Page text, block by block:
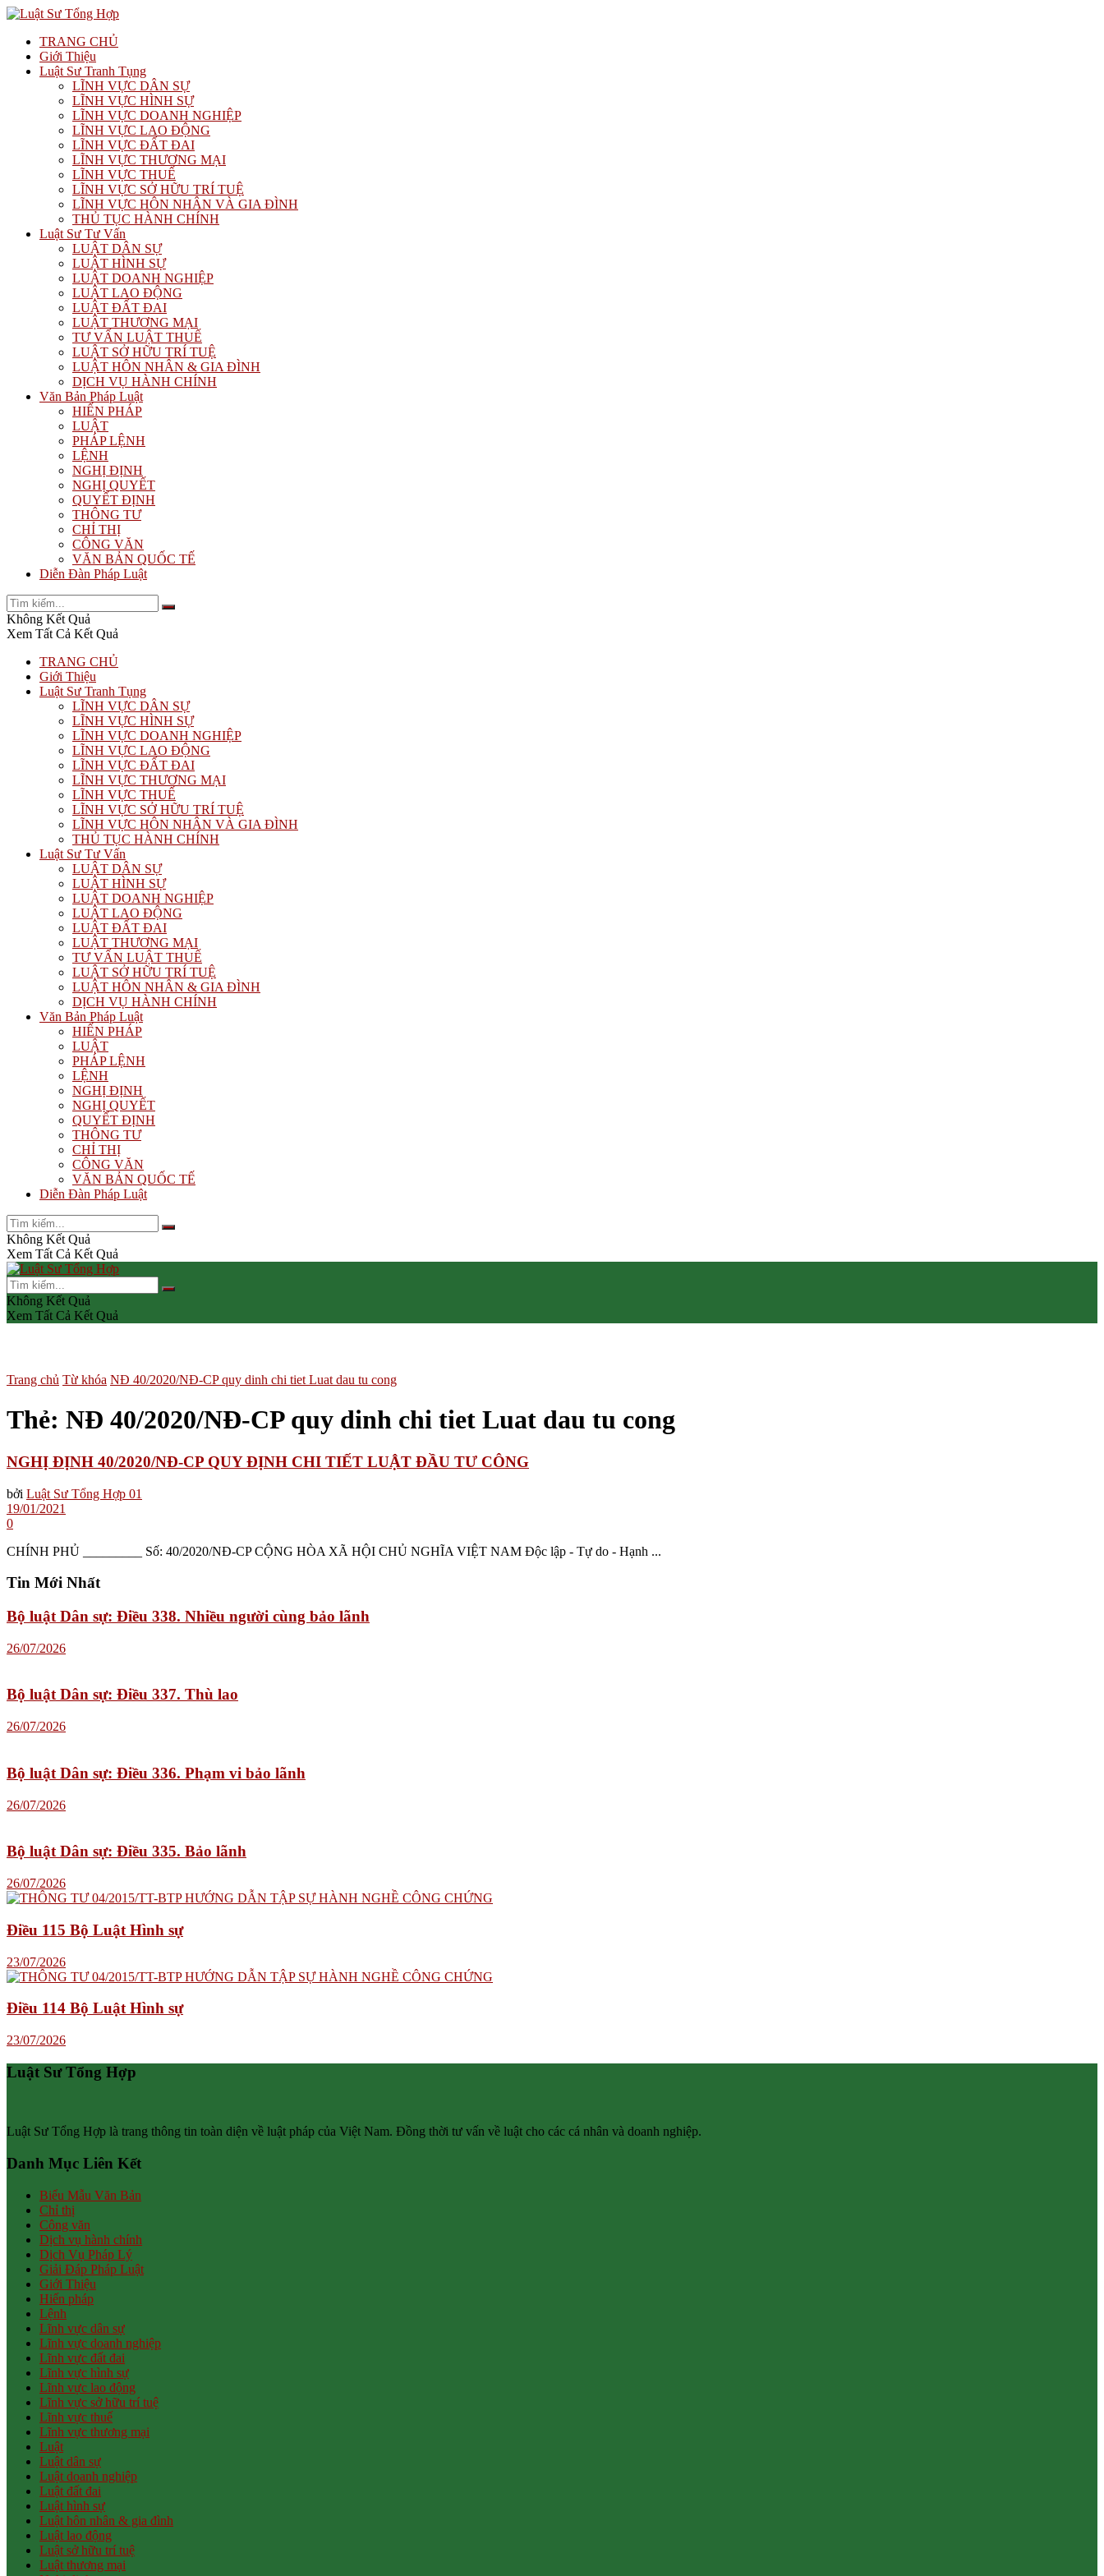
TRANG CHỦ
Giới Thiệu
Luật Sư Tranh Tụng
LĨNH VỰC DÂN SỰ
LĨNH VỰC HÌNH SỰ
LĨNH VỰC DOANH NGHIỆP
LĨNH VỰC LAO ĐỘNG
LĨNH VỰC ĐẤT ĐAI
LĨNH VỰC THƯƠNG MẠI
LĨNH VỰC THUẾ
LĨNH VỰC SỞ HỮU TRÍ TUỆ
LĨNH VỰC HÔN NHÂN VÀ GIA ĐÌNH
THỦ TỤC HÀNH CHÍNH
Luật Sư Tư Vấn
LUẬT DÂN SỰ
LUẬT HÌNH SỰ
LUẬT DOANH NGHIỆP
LUẬT LAO ĐỘNG
LUẬT ĐẤT ĐAI
LUẬT THƯƠNG MẠI
TƯ VẤN LUẬT THUẾ
LUẬT SỞ HỮU TRÍ TUỆ
LUẬT HÔN NHÂN & GIA ĐÌNH
DỊCH VỤ HÀNH CHÍNH
Văn Bản Pháp Luật
HIẾN PHÁP
LUẬT
PHÁP LỆNH
LỆNH
NGHỊ ĐỊNH
NGHỊ QUYẾT
QUYẾT ĐỊNH
THÔNG TƯ
CHỈ THỊ
CÔNG VĂN
VĂN BẢN QUỐC TẾ
Diễn Đàn Pháp Luật
Không Kết Quả
Xem Tất Cả Kết Quả
TRANG CHỦ
Giới Thiệu
Luật Sư Tranh Tụng
LĨNH VỰC DÂN SỰ
LĨNH VỰC HÌNH SỰ
LĨNH VỰC DOANH NGHIỆP
LĨNH VỰC LAO ĐỘNG
LĨNH VỰC ĐẤT ĐAI
LĨNH VỰC THƯƠNG MẠI
LĨNH VỰC THUẾ
LĨNH VỰC SỞ HỮU TRÍ TUỆ
LĨNH VỰC HÔN NHÂN VÀ GIA ĐÌNH
THỦ TỤC HÀNH CHÍNH
Luật Sư Tư Vấn
LUẬT DÂN SỰ
LUẬT HÌNH SỰ
LUẬT DOANH NGHIỆP
LUẬT LAO ĐỘNG
LUẬT ĐẤT ĐAI
LUẬT THƯƠNG MẠI
TƯ VẤN LUẬT THUẾ
LUẬT SỞ HỮU TRÍ TUỆ
LUẬT HÔN NHÂN & GIA ĐÌNH
DỊCH VỤ HÀNH CHÍNH
Văn Bản Pháp Luật
HIẾN PHÁP
LUẬT
PHÁP LỆNH
LỆNH
NGHỊ ĐỊNH
NGHỊ QUYẾT
QUYẾT ĐỊNH
THÔNG TƯ
CHỈ THỊ
CÔNG VĂN
VĂN BẢN QUỐC TẾ
Diễn Đàn Pháp Luật
Không Kết Quả
Xem Tất Cả Kết Quả
Không Kết Quả
Xem Tất Cả Kết Quả
Trang chủ Từ khóa NĐ 40/2020/NĐ-CP quy dinh chi tiet Luat dau tu cong
Thẻ: NĐ 40/2020/NĐ-CP quy dinh chi tiet Luat dau tu cong
NGHỊ ĐỊNH 40/2020/NĐ-CP QUY ĐỊNH CHI TIẾT LUẬT ĐẦU TƯ CÔNG
bởi Luật Sư Tổng Hợp 01
19/01/2021
0
CHÍNH PHỦ _________ Số: 40/2020/NĐ-CP CỘNG HÒA XÃ HỘI CHỦ NGHĨA VIỆT NAM Độc lập - Tự do - Hạnh ...
Tin Mới Nhất
Bộ luật Dân sự: Điều 338. Nhiều người cùng bảo lãnh
26/07/2026
Bộ luật Dân sự: Điều 337. Thù lao
26/07/2026
Bộ luật Dân sự: Điều 336. Phạm vi bảo lãnh
26/07/2026
Bộ luật Dân sự: Điều 335. Bảo lãnh
26/07/2026
Điều 115 Bộ Luật Hình sự
23/07/2026
Điều 114 Bộ Luật Hình sự
23/07/2026
Luật Sư Tổng Hợp
Luật Sư Tổng Hợp là trang thông tin toàn diện về luật pháp của Việt Nam. Đồng thời tư vấn về luật cho các cá nhân và doanh nghiệp.
Danh Mục Liên Kết
Biểu Mẫu Văn Bản
Chỉ thị
Công văn
Dịch vụ hành chính
Dịch Vụ Pháp Lý
Giải Đáp Pháp Luật
Giới Thiệu
Hiến pháp
Lệnh
Lĩnh vực dân sự
Lĩnh vực doanh nghiệp
Lĩnh vực đất đai
Lĩnh vực hình sự
Lĩnh vực lao động
Lĩnh vực sở hữu trí tuệ
Lĩnh vực thuế
Lĩnh vực thương mại
Luật
Luật dân sự
Luật doanh nghiệp
Luật đất đai
Luật hình sự
Luật hôn nhân & gia đình
Luật lao động
Luật sở hữu trí tuệ
Luật thương mại